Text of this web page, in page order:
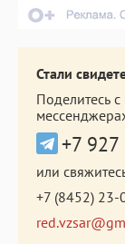
Стали
Поделитесь
+7
или
+7 (8452) 23-